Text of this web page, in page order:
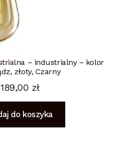
– industrialny – kolor
złoty, Czarny
189,00 zł
do koszyka